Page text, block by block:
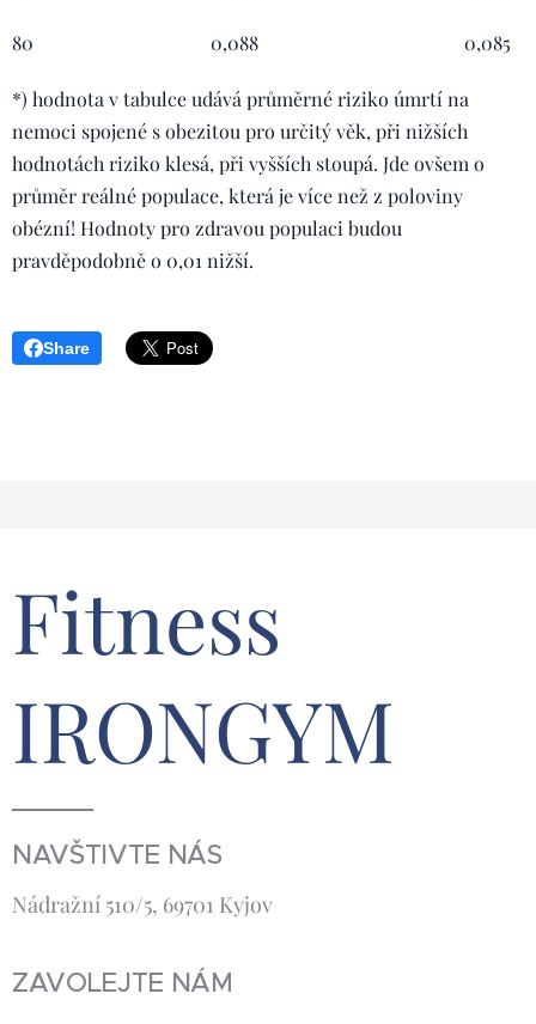
80 0,088 0,085
*) hodnota v tabulce udává průměrné riziko úmrtí na
nemoci spojené s obezitou pro určitý věk, při nižších
hodnotách riziko klesá, při vyšších stoupá. Jde ovšem o
průměr reálné populace, která je více než z poloviny
obézní! Hodnoty pro zdravou populaci budou
pravděpodobně o 0,01 nižší.
Share
Fitness
IRONGYM
NAVŠTIVTE NÁS
Nádražní 510/5, 69701 Kyjov
ZAVOLEJTE NÁM